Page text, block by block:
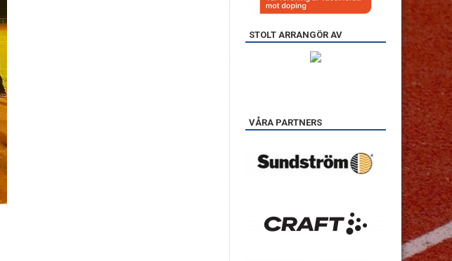
STOLT ARRANGÖR AV
VÅRA PARTNERS